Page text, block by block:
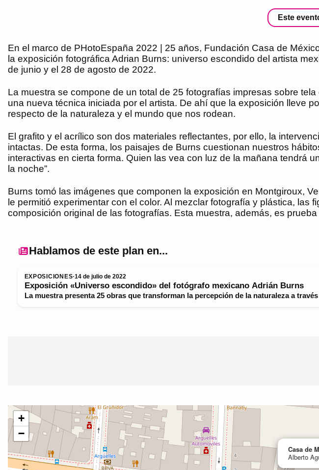
Este
En el marco de PHotoEspaña 2022 | 25 años, Fundación Casa de
la exposición fotográfica Adrian Burns: universo escondido del artista
de junio y el 28 de agosto de 2022.
La muestra se compone de un total de 25 fotografías impresas sobre
una nueva técnica iniciada por el artista. De ahí que la exposición lleve
respecto de la naturaleza y el mundo que nos rodean.
El grafito y el acrílico son dos materiales reflectantes, por ello, la
intactas. De esta forma, los paisajes de Burns cuestionan nuestros
interactivas en cierta forma. Quien las vea con luz de la mañana tendrá
la noche”.
Burns tomó las imágenes que componen la exposición en Montgiroux,
le permitió experimentar con el color. Al mezclar fotografía y plástica,
composición original de las fotografías. Esta muestra, además, es
Hablamos de este plan en...
EXPOSICIONES·14 de julio de 2022
Exposición «Universo escondido» del fotógrafo mexicano Adrián Burns
La muestra presenta 25 obras que transforman la percepción de la naturaleza a